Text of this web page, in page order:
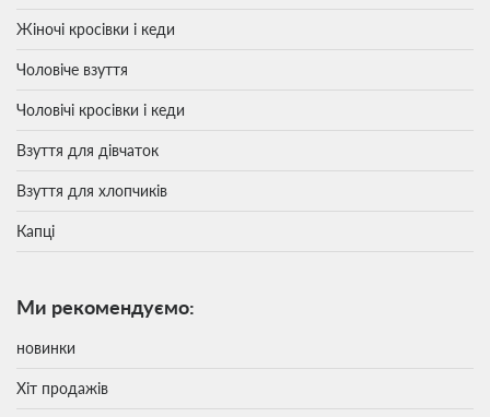
Жіночі кросівки і кеди
Чоловіче взуття
Чоловічі кросівки і кеди
Взуття для дівчаток
Взуття для хлопчиків
Капці
Ми рекомендуємо:
новинки
Хіт продажів